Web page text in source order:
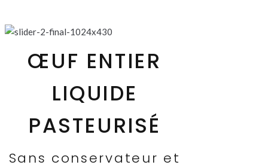
ŒUF ENTIER
LIQUIDE
PASTEURISÉ
Sans conservateur et